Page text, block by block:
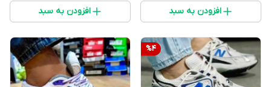
افزودن به سبد افزودن به سبد
%4